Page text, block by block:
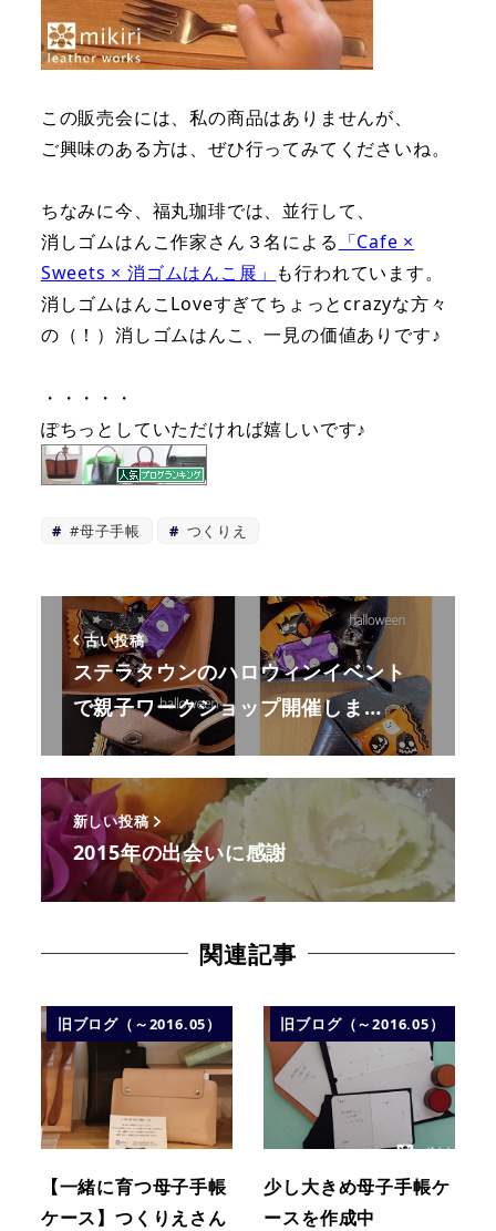
この販売会には、私の商品はありませんが、
ご興味のある方は、ぜひ行ってみてくださいね。
ちなみに今、福丸珈琲では、並行して、
消しゴムはんこ作家さん３名による 「Cafe ×
Sweets × 消ゴムはんこ展」 も行われています。
消しゴムはんこLoveすぎてちょっとcrazyな方々
の（！）消しゴムはんこ、一見の価値ありです♪
・・・・・
ぽちっとしていただければ嬉しいです♪
#母子手帳 つくりえ
古い投稿
ステラタウンのハロウィンイベント
で親子ワークショップ開催しま…
新しい投稿
2015年の出会いに感謝
関連記事
旧ブログ（～2016.05）
【一緒に育つ母子手帳
ケース】つくりえさん
旧ブログ（～2016.05）
少し大きめ母子手帳ケ
ースを作成中